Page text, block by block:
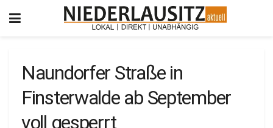
Naundorfer Straße in
Finsterwalde ab September
voll gesperrt